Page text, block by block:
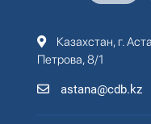
Казахстан, г.
Петрова, 8/1
astana@cdb.kz